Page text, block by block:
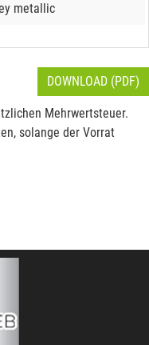
metallic
DOWNLOAD (PDF)
Mehrwertsteuer.
solange der Vorrat